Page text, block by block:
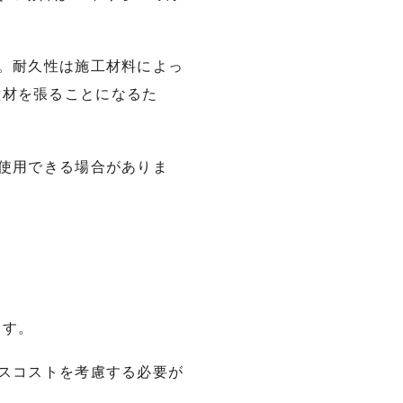
耐久性は施工材料によっ
を張ることになるた
用できる場合がありま
。
コストを考慮する必要が